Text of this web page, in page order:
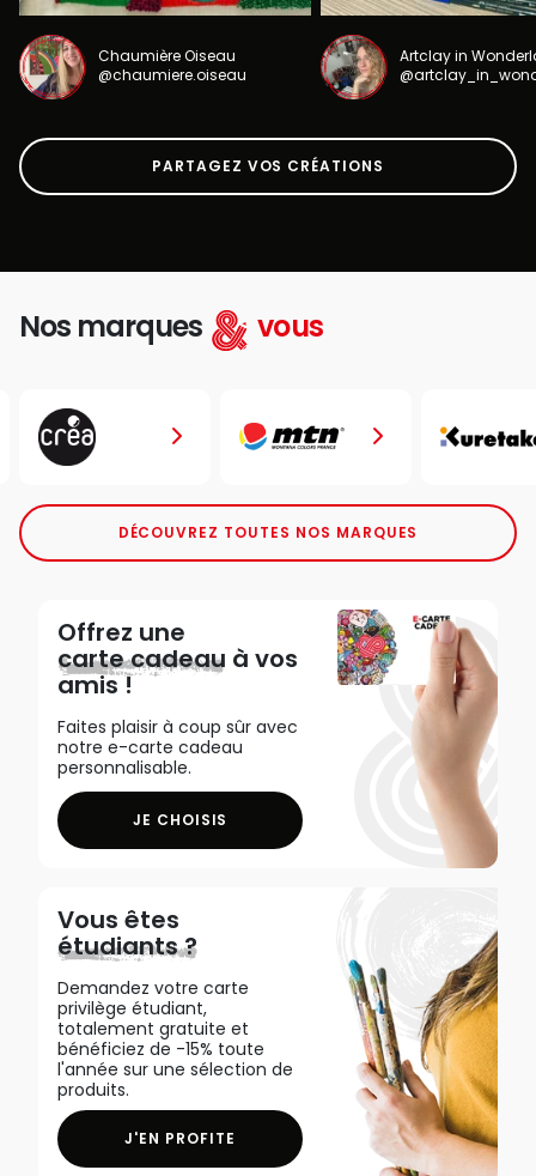
Chaumière Oiseau
@chaumiere.oiseau
Artclay in
PARTAGEZ VOS CRÉATIONS
Nos marques vous
DÉCOUVREZ TOUTES NOS MARQUES
Offrez une
carte cadeau à vos
amis !
Faites plaisir à coup sûr avec
notre e-carte cadeau
personnalisable.
JE CHOISIS
Vous êtes
étudiants ?
Demandez votre carte
privilège étudiant,
totalement gratuite et
bénéficiez de -15% toute
l'année sur une sélection de
produits.
J'EN PROFITE